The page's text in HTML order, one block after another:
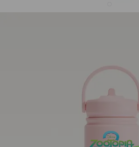
Garrafa Térmica Mini + Ebook -
Leve sua bebida para todo lugar —
❄️Até 24h gelada e
350ml - Tampa com canudo